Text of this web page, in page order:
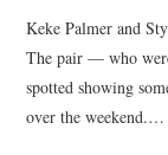
Keke Palmer and
The pair — who
spotted showing
over the weekend.…